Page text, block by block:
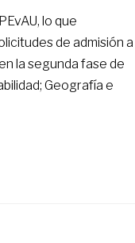
lo que
de admisión a
la segunda fase de
Geografía e